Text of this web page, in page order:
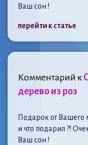
Ваш сон !
перейти к статье
Комментарий к
дерево из роз
Подарок от Вашего
и что подарил ?!
Ваш сон !